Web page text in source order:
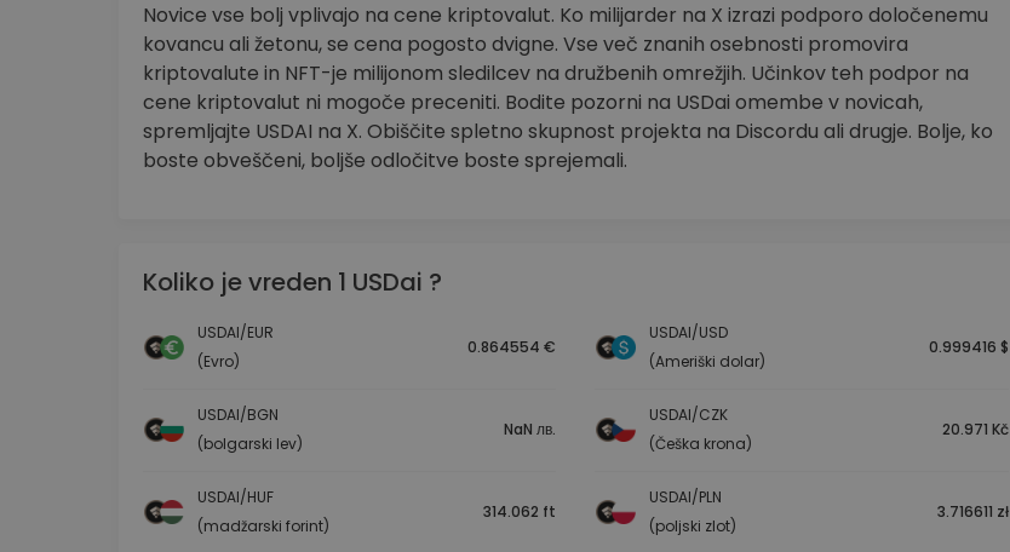
Novice vse bolj vplivajo na cene kriptovalut. Ko milijarder na X izrazi podporo določenemu
kovancu ali žetonu, se cena pogosto dvigne. Vse več znanih osebnosti promovira
kriptovalute in NFT-je milijonom sledilcev na družbenih omrežjih. Učinkov teh podpor na
cene kriptovalut ni mogoče preceniti. Bodite pozorni na USDai omembe v novicah,
spremljajte USDAI na X. Obiščite spletno skupnost projekta na Discordu ali drugje. Bolje, ko
boste obveščeni, boljše odločitve boste sprejemali.
Koliko je vreden 1 USDai ?
USDAI/EUR
(Evro)
0.864554 €
USDAI/USD
(Ameriški dolar)
0.999416 $
USDAI/BGN
(bolgarski lev)
NaN лв.
USDAI/CZK
(Češka krona)
20.971 Kč
USDAI/HUF
(madžarski forint)
314.062 ft
USDAI/PLN
(poljski zlot)
3.716611 zł